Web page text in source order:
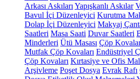
Arkası Askıları Yapışkanlı Askılar
Bavul İçi Düzenleyici Kurutma
Dolap İçi Düzenleyici Makyaj
Saatleri Masa Saati Duvar Saatleri
Minderleri Ütü Masası Çöp
Mutfak Çöp Kovaları Endüstriyel
Çöp Kovaları Kırtasiye ve Ofis
Arşivleme Poşet Dosya Evrak Rafı